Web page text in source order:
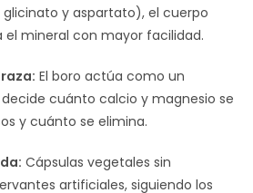
y aspartato), el cuerpo
el mineral con mayor facilidad.
El boro actúa como un
cuánto calcio y magnesio se
y cuánto se elimina.
Cápsulas vegetales sin
artificiales, siguiendo los